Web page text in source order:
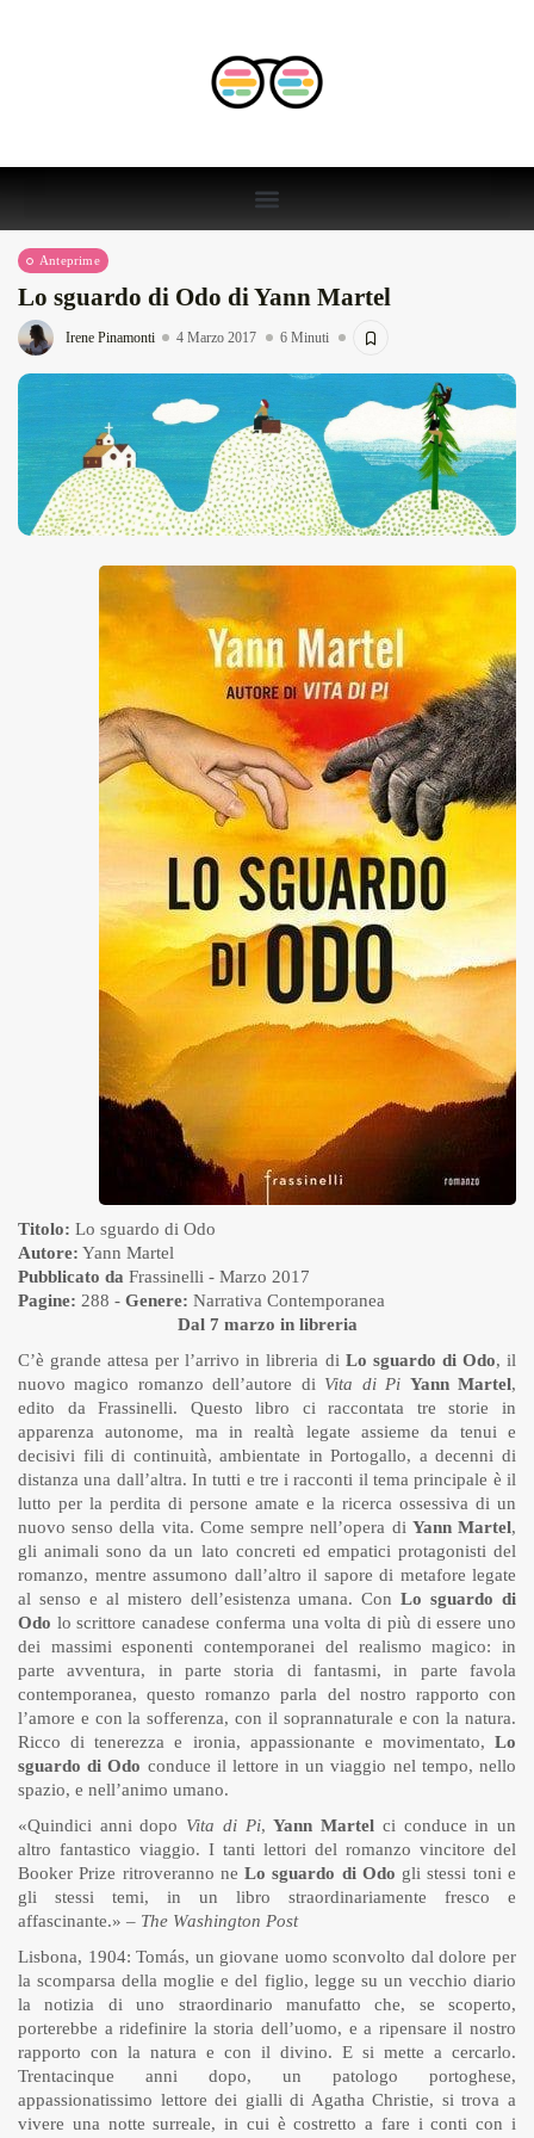
Anteprime
Lo sguardo di Odo di Yann Martel
Irene Pinamonti 4 Marzo 2017 6 Minuti
Titolo: Lo sguardo di Odo
Autore: Yann Martel
Pubblicato da Frassinelli - Marzo 2017
Pagine: 288 - Genere: Narrativa Contemporanea
Dal 7 marzo in libreria
C’è grande attesa per l’arrivo in libreria di Lo sguardo di Odo, il
nuovo magico romanzo dell’autore di Vita di Pi Yann Martel,
edito da Frassinelli. Questo libro ci raccontata tre storie in
apparenza autonome, ma in realtà legate assieme da tenui e
decisivi fili di continuità, ambientate in Portogallo, a decenni di
distanza una dall’altra. In tutti e tre i racconti il tema principale è il
lutto per la perdita di persone amate e la ricerca ossessiva di un
nuovo senso della vita. Come sempre nell’opera di Yann Martel,
gli animali sono da un lato concreti ed empatici protagonisti del
romanzo, mentre assumono dall’altro il sapore di metafore legate
al senso e al mistero dell’esistenza umana. ConLo sguardo di
Odo lo scrittore canadese conferma una volta di più di essere uno
dei massimi esponenti contemporanei del realismo magico: in
parte avventura, in parte storia di fantasmi, in parte favola
contemporanea, questo romanzo parla del nostro rapporto con
l’amore e con la sofferenza, con il soprannaturale e con la natura.
Ricco di tenerezza e ironia, appassionante e movimentato, Lo
sguardo di Odo conduce il lettore in un viaggio nel tempo, nello
spazio, e nell’animo umano.
«Quindici anni dopo Vita di Pi,Yann Martel ci conduce in un
altro fantastico viaggio. I tanti lettori del romanzo vincitore del
Booker Prize ritroveranno neLo sguardo di Odo gli stessi toni e
gli stessi temi, in un libro straordinariamente fresco e
affascinante.» – The Washington Post
Lisbona, 1904: Tomás, un giovane uomo sconvolto dal dolore per
la scomparsa della moglie e del figlio, legge su un vecchio diario
la notizia di uno straordinario manufatto che, se scoperto,
porterebbe a ridefinire la storia dell’uomo, e a ripensare il nostro
rapporto con la natura e con il divino. E si mette a cercarlo.
Trentacinque anni dopo, un patologo portoghese,
appassionatissimo lettore dei gialli di Agatha Christie, si trova a
vivere una notte surreale, in cui è costretto a fare i conti con i